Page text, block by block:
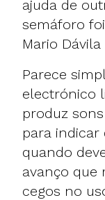
ajuda de
semáforo
Mario Dávila
Parece
electrónico
produz
para indicar
quando
avanço que
cegos no